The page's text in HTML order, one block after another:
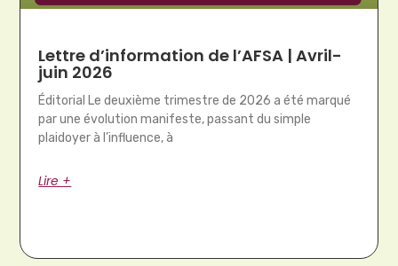
Lettre d’information de l’AFSA | Avril-
juin 2026
Éditorial Le deuxième trimestre de 2026 a été marqué
par une évolution manifeste, passant du simple
plaidoyer à l’influence, à
Lire +